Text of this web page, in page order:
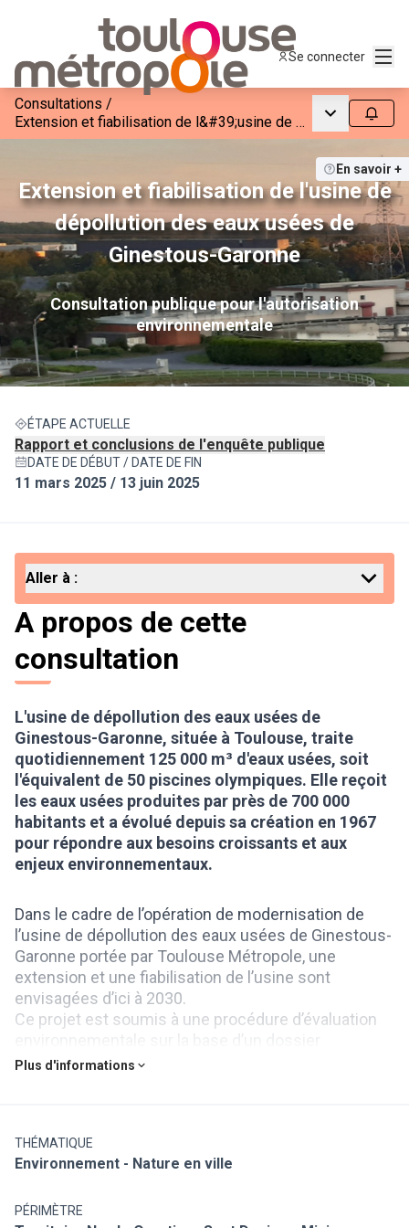
Se connecter
Consultations /
Extension et fiabilisation de l&#39;usine de dépollution des eaux usées de Ginestous-Garonne
Menu Suivre
En savoir +
Extension et fiabilisation de l'usine de
dépollution des eaux usées de
Ginestous-Garonne
Consultation publique pour l'autorisation
environnementale
ÉTAPE ACTUELLE
Rapport et conclusions de l'enquête publique
DATE DE DÉBUT / DATE DE FIN
11 mars 2025 / 13 juin 2025
A propos de cette
consultation
L'usine de dépollution des eaux usées de
Ginestous-Garonne, située à Toulouse, traite
quotidiennement 125 000 m³ d'eaux usées, soit
l'équivalent de 50 piscines olympiques. Elle reçoit
les eaux usées produites par près de 700 000
habitants et a évolué depuis sa création en 1967
pour répondre aux besoins croissants et aux
enjeux environnementaux.
Dans le cadre de l’opération de modernisation de
l’usine de dépollution des eaux usées de Ginestous-
Garonne portée par Toulouse Métropole, une
extension et une fiabilisation de l’usine sont
envisagées d’ici à 2030.
Ce projet est soumis à une procédure d’évaluation
comportant une demande d’autorisation loi sur l’eau,
La procédure d’instruction du dossier de demande
d’autorisation et des procédures embarquées
voie électronique du 11 mars au 13 juin 2025.
Plus d'informations
Aller à :
THÉMATIQUE
Environnement - Nature en ville
PÉRIMÈTRE